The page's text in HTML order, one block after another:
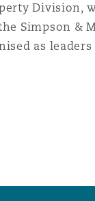
Division,
Simpson &
as